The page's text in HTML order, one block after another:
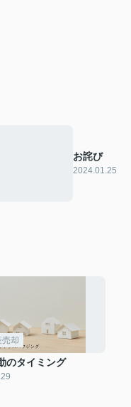
お詫び
2024.01.25
売却
のタイミング